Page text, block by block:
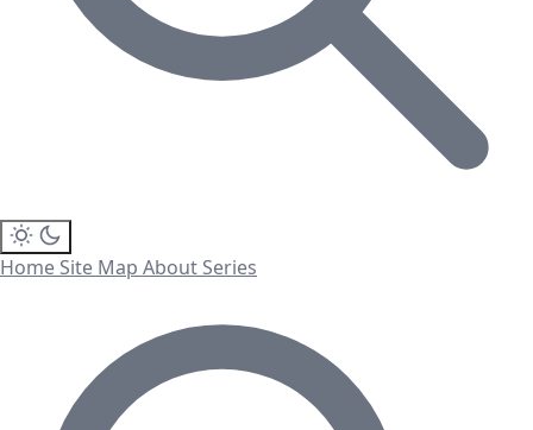
Home Site Map About Series